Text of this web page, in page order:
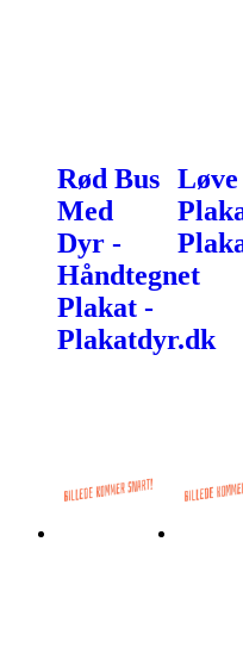
Rød Bus
Med
Dyr -
Håndtegnet
Plakat -
Plakatdyr.dk